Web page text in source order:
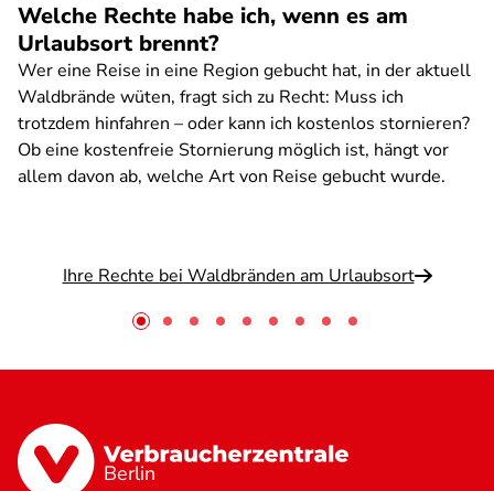
Welche Rechte habe ich, wenn es am
Urlaubsort brennt?
Wer eine Reise in eine Region gebucht hat, in der aktuell
Waldbrände wüten, fragt sich zu Recht: Muss ich
trotzdem hinfahren – oder kann ich kostenlos stornieren?
Ob eine kostenfreie Stornierung möglich ist, hängt vor
allem davon ab, welche Art von Reise gebucht wurde.
Ihre Rechte bei Waldbränden am Urlaubsort
Berlin